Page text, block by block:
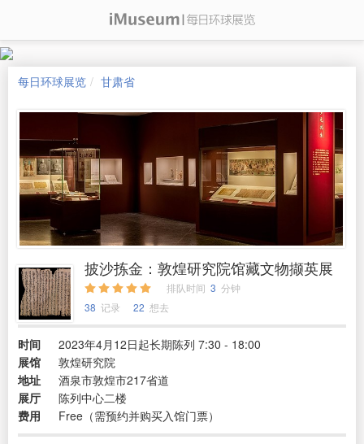
每日环球展览 甘肃省
披沙拣金：敦煌研究院馆藏文物撷英展
排队时间 3 分钟
38 记录 22 想去
时间
2023年4月12日起长期陈列 7:30 - 18:00
展馆
敦煌研究院
地址
酒泉市敦煌市217省道
展厅
陈列中心二楼
费用
Free（需预约并购买入馆门票）